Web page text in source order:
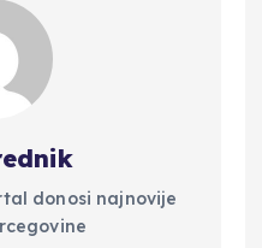
donosi najnovije